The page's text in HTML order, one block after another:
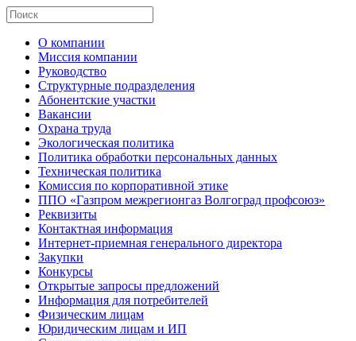
О компании
Миссия компании
Руководство
Структурные подразделения
Абонентские участки
Вакансии
Охрана труда
Экологическая политика
Политика обработки персональных данных
Техническая политика
Комиссия по корпоративной этике
ППО «Газпром межрегионгаз Волгоград профсоюз»
Реквизиты
Контактная информация
Интернет-приемная генерального директора
Закупки
Конкурсы
Открытые запросы предложений
Информация для потребителей
Физическим лицам
Юридическим лицам и ИП